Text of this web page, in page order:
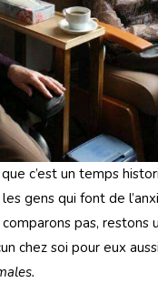
c’est un temps
gens qui font de
pas, restons
chez soi pour eux